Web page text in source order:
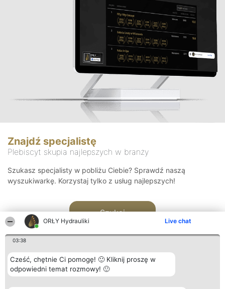
ORŁY Hydrauliki Live chat
03:38
Cześć, chętnie Ci pomogę! 🙂 Kliknij proszę w
odpowiedni temat rozmowy! 🙂
Znajdź specjalistę
Plebiscyt skupia najlepszych w branży
Szukasz specjalisty w pobliżu Ciebie? Sprawdź naszą
wyszukiwarkę. Korzystaj tylko z usług najlepszych!
Szukaj
Organizator plebiscytu Plebiscyt Kontakt